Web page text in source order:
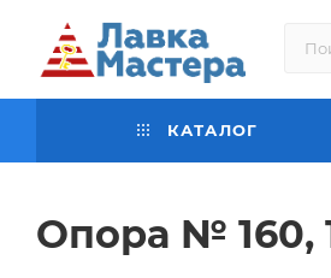
КАТАЛОГ
Опора № 160,